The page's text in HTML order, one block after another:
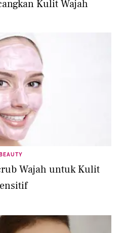
Kulit Wajah
BEAUTY
Wajah untuk Kulit